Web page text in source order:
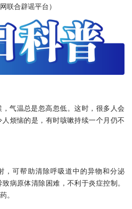
联合辟谣平台）
气温总是忽高忽低。这时，很多人会
烦恼的是，有时咳嗽持续一个月仍不
，可帮助清除呼吸道中的异物和分泌
病原体清除困难，不利于炎症控制。
。